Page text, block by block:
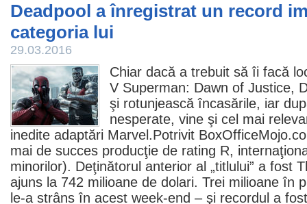
Deadpool a înregistrat un record
categoria lui
29.03.2016
Chiar dacă a trebuit să îi facă
V Superman: Dawn of Justice,
şi rotunjească încasările, iar
nesperate, vine şi cel mai
inedite adaptări Marvel.Potrivit
mai de succes producţie de rating R,
minorilor). Deţinătorul anterior al „titlului” a fost
ajuns la 742 milioane de dolari. Trei milioane în
le-a strâns în acest week-end – şi recordul a